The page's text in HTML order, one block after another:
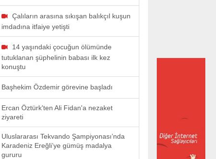
Çalıların arasına sıkışan balıkçıl kuşun
imdadına itfaiye yetişti
14 yaşındaki çocuğun ölümünde
tutuklanan şüphelinin babası ilk kez
konuştu
Başhekim Özdemir görevine başladı
Ercan Öztürk'ten Ali Fidan'a nezaket
ziyareti
Uluslararası Tekvando Şampiyonası’nda
Karadeniz Ereğli’ye gümüş madalya
gururu